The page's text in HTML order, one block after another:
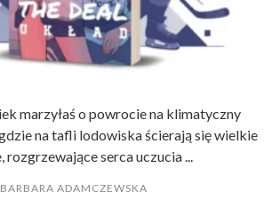
marzyłaś o powrocie na klimatyczny
na tafli lodowiska ścierają się wielkie
rozgrzewające serca uczucia ...
BARBARA ADAMCZEWSKA